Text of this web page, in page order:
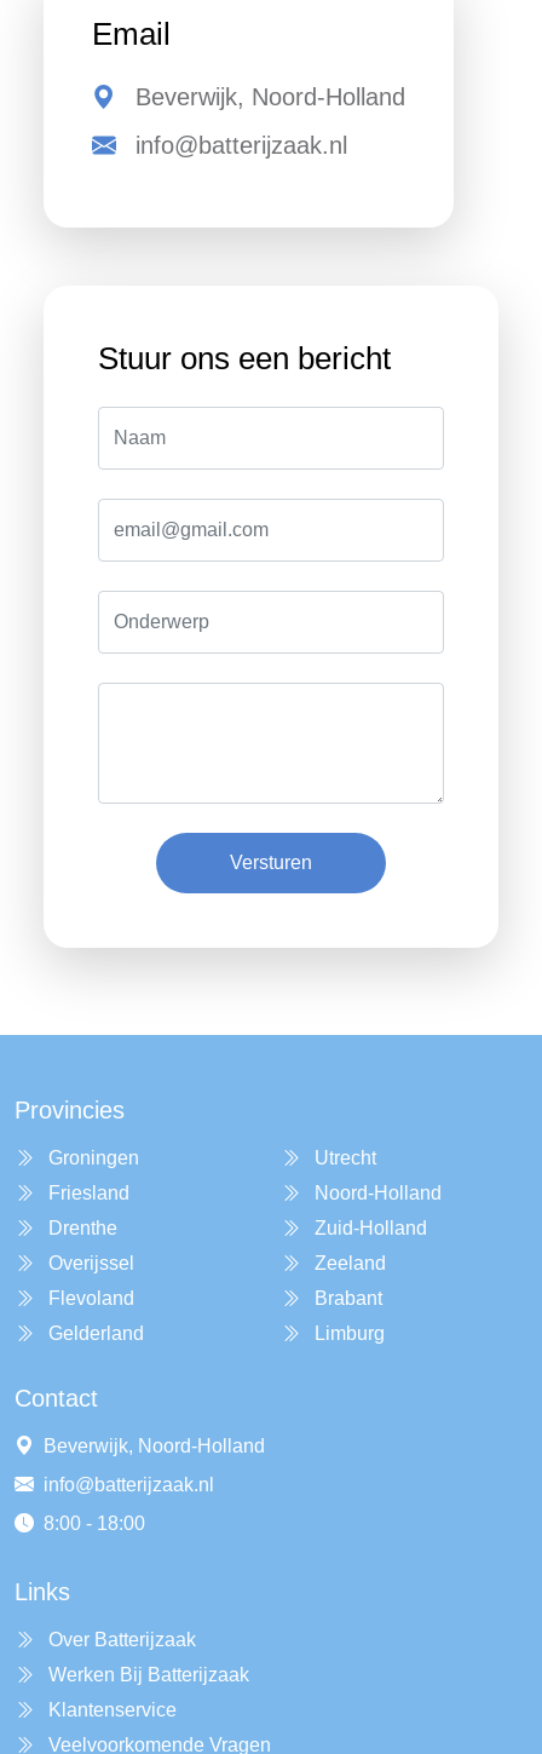
Email
Beverwijk, Noord-Holland
info@batterijzaak.nl
Stuur ons een bericht
Versturen
Provincies
Groningen
Friesland
Drenthe
Overijssel
Flevoland
Gelderland
Utrecht
Noord-Holland
Zuid-Holland
Zeeland
Brabant
Limburg
Contact
Beverwijk, Noord-Holland
info@batterijzaak.nl
8:00 - 18:00
Links
Over Batterijzaak
Werken Bij Batterijzaak
Klantenservice
Veelvoorkomende Vragen